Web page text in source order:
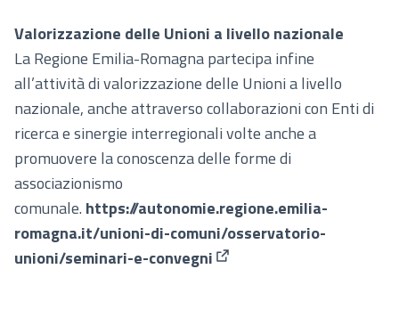
Valorizzazione delle Unioni a livello nazionale
La Regione Emilia-Romagna partecipa infine
all’attività di valorizzazione delle Unioni a livello
nazionale, anche attraverso collaborazioni con Enti di
ricerca e sinergie interregionali volte anche a
promuovere la conoscenza delle forme di
associazionismo
comunale. https://autonomie.regione.emilia-
romagna.it/unioni-di-comuni/osservatorio-
unioni/seminari-e-convegni